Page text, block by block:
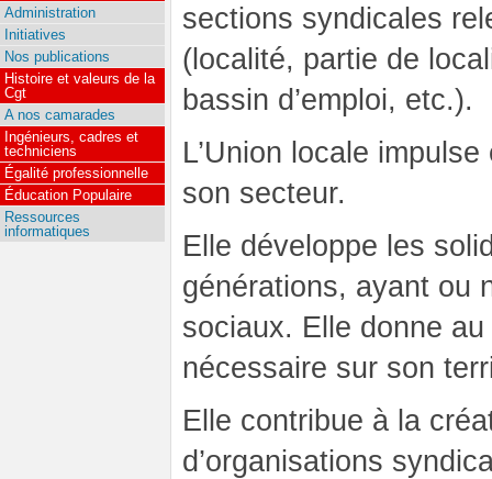
sections syndicales
(localité, partie de
bassin d’emploi, etc.).
L’Union locale
son secteur.
Elle développe les
générations, ayant ou
sociaux. Elle donne
nécessaire sur son
Elle contribue à la
d’organisations
Administration
Initiatives
Nos publications
Histoire et valeurs de la
Cgt
A nos camarades
Ingénieurs, cadres et
techniciens
Égalité professionnelle
Éducation Populaire
Ressources
informatiques